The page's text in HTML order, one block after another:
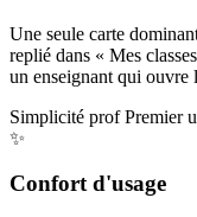
Une seule carte
replié dans « Mes
un enseignant qui ouvre
Simplicité prof Premier
✨
Confort d'usage